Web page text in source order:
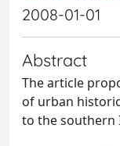
2008-01-01
Abstract
The article
of urban
to the southern